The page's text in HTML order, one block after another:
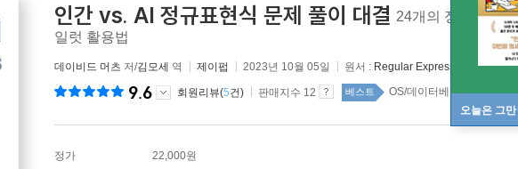
오늘은 그
인간 vs. AI 정규표현식 문제 풀이 대결 24개의 정규표현식
일럿 활용법
데이비드 머츠 저/김모세 역 제이펍 2023년 10월 05일 원서 : Regular Expression Puzzles
9.6 회원리뷰(5건) 판매지수 12 베스트 OS/데이터베이스 top100
정가 22,000원